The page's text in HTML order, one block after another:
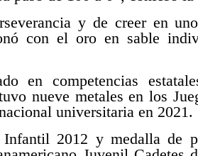
y de creer en
con el oro en sable
en competencias
nueve metales en los
universitaria en 2021.
2012 y medalla de